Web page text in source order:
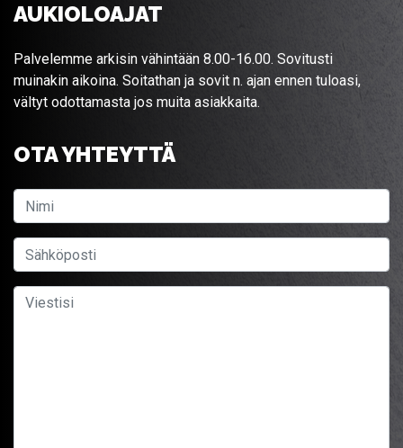
AUKIOLOAJAT
Palvelemme arkisin vähintään 8.00-16.00. Sovitusti
muinakin aikoina. Soitathan ja sovit n. ajan ennen tuloasi,
vältyt odottamasta jos muita asiakkaita.
OTA YHTEYTTÄ